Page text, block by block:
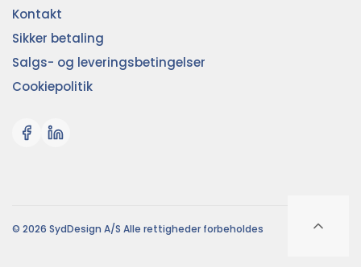
Kontakt
Sikker betaling
Salgs- og leveringsbetingelser
Cookiepolitik
© 2026 SydDesign A/S Alle rettigheder forbeholdes